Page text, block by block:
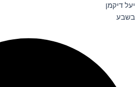
יעל דיקמן
בשבע